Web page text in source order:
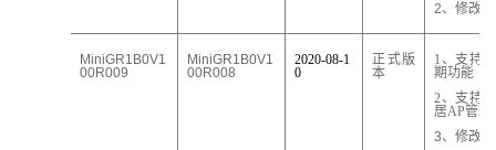
2、修改
MiniGR1 B0V1
00R009
MiniGR1 B0V1
00R008
2020-08-1
0
正式版
本
1、支持
期功能
2、支持
居AP管理
3、修改